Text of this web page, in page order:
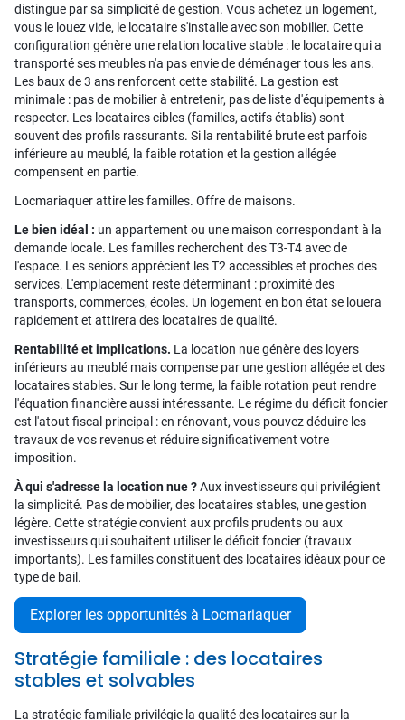
distingue par sa simplicité de gestion. Vous achetez un logement,
vous le louez vide, le locataire s'installe avec son mobilier. Cette
configuration génère une relation locative stable : le locataire qui a
transporté ses meubles n'a pas envie de déménager tous les ans.
Les baux de 3 ans renforcent cette stabilité. La gestion est
minimale : pas de mobilier à entretenir, pas de liste d'équipements à
respecter. Les locataires cibles (familles, actifs établis) sont
souvent des profils rassurants. Si la rentabilité brute est parfois
inférieure au meublé, la faible rotation et la gestion allégée
compensent en partie.
Locmariaquer attire les familles. Offre de maisons.
Le bien idéal : un appartement ou une maison correspondant à la
demande locale. Les familles recherchent des T3-T4 avec de
l'espace. Les seniors apprécient les T2 accessibles et proches des
services. L'emplacement reste déterminant : proximité des
transports, commerces, écoles. Un logement en bon état se louera
rapidement et attirera des locataires de qualité.
Rentabilité et implications. La location nue génère des loyers
inférieurs au meublé mais compense par une gestion allégée et des
locataires stables. Sur le long terme, la faible rotation peut rendre
l'équation financière aussi intéressante. Le régime du déficit foncier
est l'atout fiscal principal : en rénovant, vous pouvez déduire les
travaux de vos revenus et réduire significativement votre
imposition.
À qui s'adresse la location nue ?Aux investisseurs qui privilégient
la simplicité. Pas de mobilier, des locataires stables, une gestion
légère. Cette stratégie convient aux profils prudents ou aux
investisseurs qui souhaitent utiliser le déficit foncier (travaux
importants). Les familles constituent des locataires idéaux pour ce
type de bail.
Explorer les opportunités à Locmariaquer
Stratégie familiale : des locataires
stables et solvables
La stratégie familiale privilégie la qualité des locataires sur la